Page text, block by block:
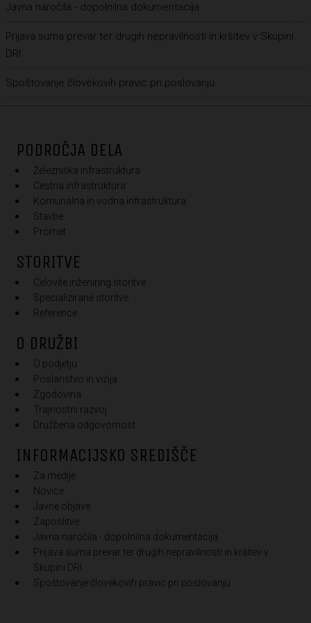
Javna naročila - dopolnilna dokumentacija
Prijava suma prevar ter drugih nepravilnosti in kršitev v Skupini
DRI
Spoštovanje človekovih pravic pri poslovanju
PODROČJA DELA
Železniška infrastruktura
Cestna infrastruktura
Komunalna in vodna infrastruktura
Stavbe
Promet
STORITVE
Celovite inženiring storitve
Specializirane storitve
Reference
O DRUŽBI
O podjetju
Poslanstvo in vizija
Zgodovina
Trajnostni razvoj
Družbena odgovornost
INFORMACIJSKO SREDIŠČE
Za medije
Novice
Javne objave
Zaposlitve
Javna naročila - dopolnilna dokumentacija
Prijava suma prevar ter drugih nepravilnosti in kršitev v
Skupini DRI
Spoštovanje človekovih pravic pri poslovanju